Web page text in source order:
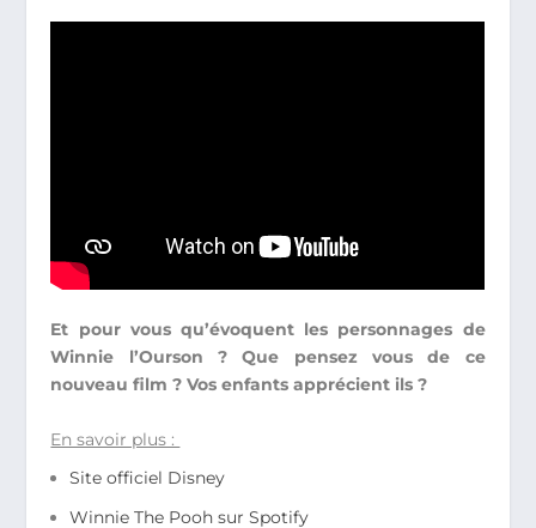
Et pour vous qu’évoquent les personnages de
Winnie l’Ourson ? Que pensez vous de ce
nouveau film ? Vos enfants apprécient ils ?
En savoir plus :
Site officiel Disney
Winnie The Pooh sur Spotify